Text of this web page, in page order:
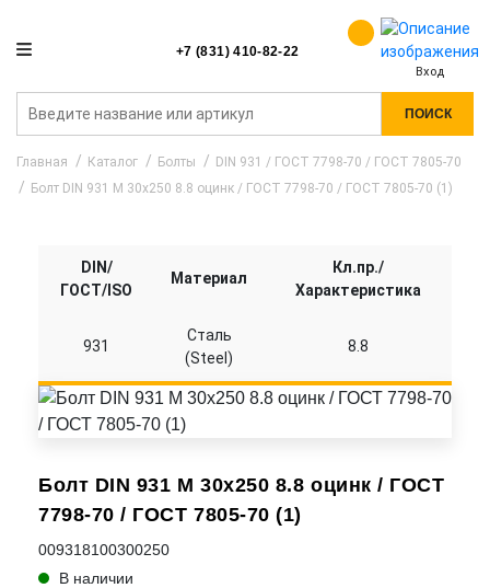
+7 (831) 410-82-22
Вход
ПОИСК
Главная Каталог Болты
DIN 931 / ГОСТ 7798-70 / ГОСТ 7805-70
Болт DIN 931 M 30x250 8.8 оцинк / ГОСТ 7798-70 / ГОСТ 7805-70 (1)
Болт DIN 931 M 30x250 8.8 оцинк / ГОСТ
7798-70 / ГОСТ 7805-70 (1)
009318100300250
В наличии
DIN/
ГОСТ/ISO
Материал
Кл.пр./
Характеристика
931
Сталь
(Steel)
8.8